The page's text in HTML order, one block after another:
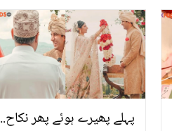
پہلے پھیرے ہوئے پھر نکاح..